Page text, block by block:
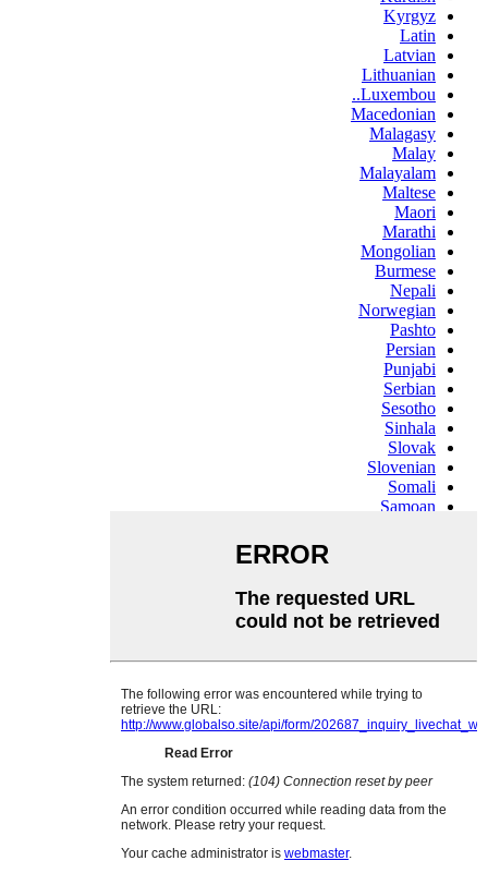
Kyrgyz
Latin
Latvian
Lithuanian
Luxembou..
Macedonian
Malagasy
Malay
Malayalam
Maltese
Maori
Marathi
Mongolian
Burmese
Nepali
Norwegian
Pashto
Persian
Punjabi
Serbian
Sesotho
Sinhala
Slovak
Slovenian
Somali
Samoan
Swahili
Tajik
Telugu
Ukrainian
Urdu
Welsh
Xhosa
Yiddish